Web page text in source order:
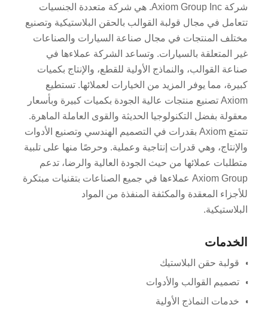
شركة Axiom Group Inc. هي شركة متعددة الجنسيات
تتعامل في مجال قولبة القوالب بالحقن البلاستيكية وتصنيع
مختلف المنتجات في مجال صناعة السيارات والصناعات
غير المتعلقة بالسيارات. وتساعد الشركة عملاءها في
صناعة القوالب، والنماذج الأولية للقطع، والإنتاج بكميات
كبيرة، مما يوفر المزيد من الخيارات لعملائها. تستطيع
Axiom تصنيع منتجات عالية الجودة بكميات كبيرة وبأسعار
معقولة بفضل التكنولوجيا الحديثة والقوى العاملة الماهرة.
تتمتع Axiom بقدرات في التصميم الهندسي وتصنيع الأدوات
والإنتاج، وهي قدرات إنتاجية وعملية. وحرصًا منها على تلبية
متطلبات عملائها من حيث الجودة العالية والرضا، تدعم
Axiom Group عملاءها في جميع الصناعات بتقنيات مبتكرة
للأجزاء المعقدة والمكثفة المنفذة من المواد
البلاستيكية.
الخدمات
قولبة حقن البلاستيك
تصميم القوالب والأدوات
خدمات النماذج الأولية